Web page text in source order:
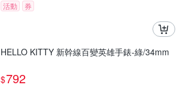
活動 券
HELLO KITTY 新幹線百變英雄手錶-綠/34mm
$792